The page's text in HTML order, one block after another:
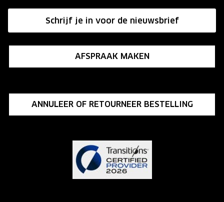
Influencer programma
Schrijf je in voor de nieuwsbrief
AFSPRAAK MAKEN
ANNULEER OF RETOURNEER BESTELLING